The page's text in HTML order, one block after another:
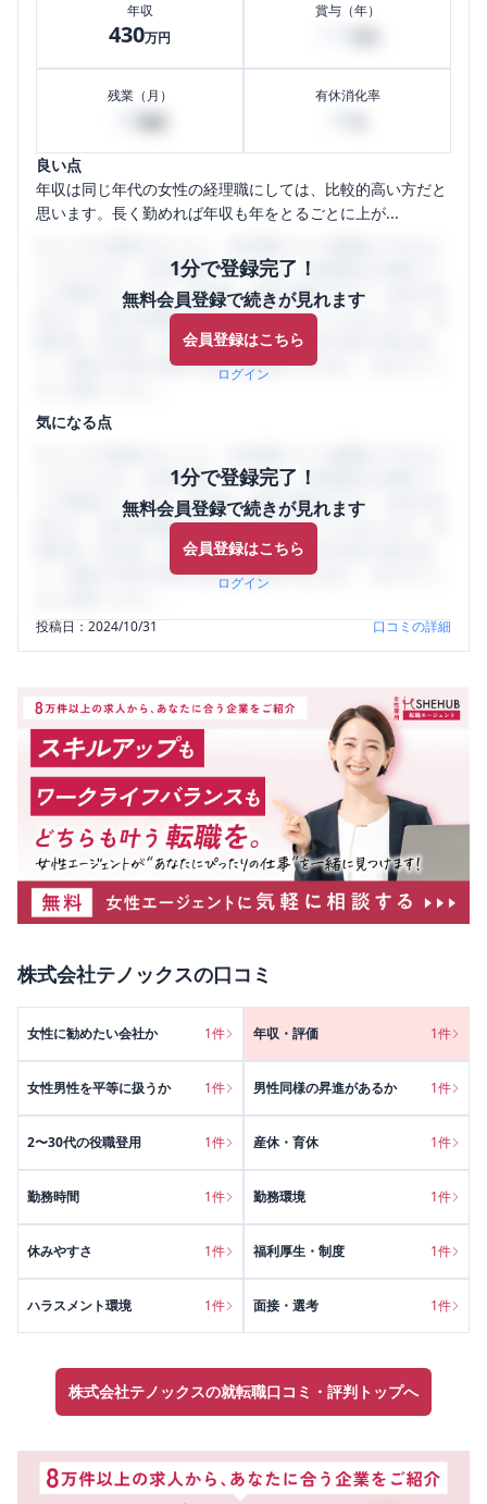
年収
430万円
賞与（年）
残業（月） 有休消化率
良い点
年収は同じ年代の女性の経理職にしては、比較的高い方だと
思います。長く勤めれば年収も年をとるごとに上が...
1分で登録完了！
無料会員登録で続きが見れます
会員登録はこちら
ログイン
うになります。SHEHUB(シーハブ)は、女性限定の企業口コ
ミの投稿サイトです。給与面・女性の働きやすさ・会社の評
判など、女性の転職は気にすべき点がたくさんあります。先
輩社員（元社員）の口コミを通して、本当の会社の姿を知
り、将来の不安や現在の悩みを解消するために、ぜひサイト
気になる点
1分で登録完了！
無料会員登録で続きが見れます
会員登録はこちら
ログイン
うになります。SHEHUB(シーハブ)は、女性限定の企業口コ
ミの投稿サイトです。給与面・女性の働きやすさ・会社の評
判など、女性の転職は気にすべき点がたくさんあります。先
輩社員（元社員）の口コミを通して、本当の会社の姿を知
り、将来の不安や現在の悩みを解消するために、ぜひサイト
投稿日：2024/10/31 口コミの詳細
株式会社テノックスの口コミ
女性に勧めたい会社か 1件 年収・評価 1件
女性男性を平等に扱うか 1件 男性同様の昇進があるか 1件
2〜30代の役職登用 1件 産休・育休 1件
勤務時間 1件 勤務環境 1件
休みやすさ 1件 福利厚生・制度 1件
ハラスメント環境 1件 面接・選考 1件
株式会社テノックスの就転職口コミ・評判トップへ